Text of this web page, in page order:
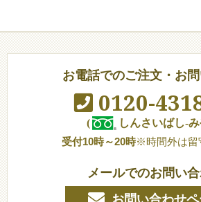
お電話でのご注文・お
0120-
(
しんさいばし-
受付10時～20時※時間外は留
メールでのお問い